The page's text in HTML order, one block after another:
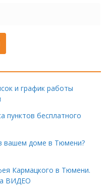
и график работы
пунктов бесплатного
вашем доме в Тюмени?
Кармацкого в Тюмени.
ВИДЕО